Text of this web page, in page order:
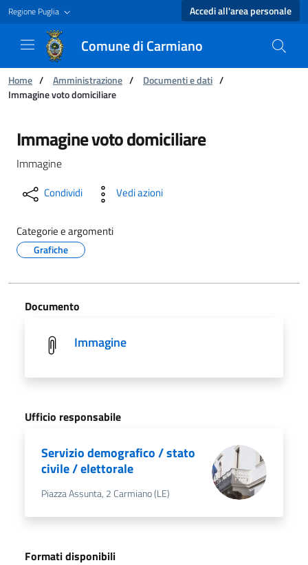
Regione Puglia Accedi all'area personale
Comune di Carmiano
Ti trovi in:
Home / Amministrazione / Documenti e dati /
Immagine voto domiciliare
Immagine voto domiciliare - Comune di
Immagine voto domiciliare
Immagine
Condividi Vedi azioni
Categorie e argomenti
Grafiche
Documento
Immagine
Ufficio responsabile
Servizio demografico / stato
civile / elettorale
Piazza Assunta, 2 Carmiano (LE)
Formati disponibili